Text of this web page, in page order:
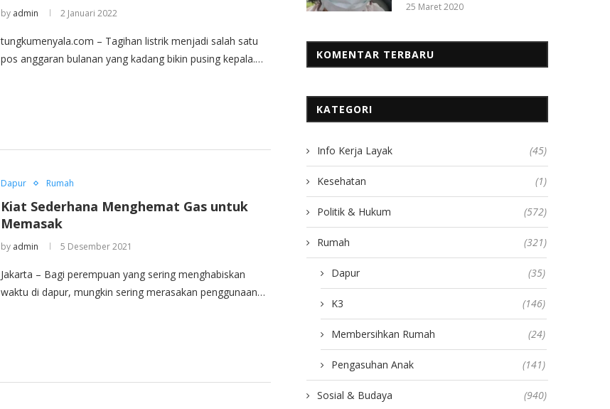
by admin 2 Januari 2022
tungkumenyala.com – Tagihan listrik menjadi salah satu
pos anggaran bulanan yang kadang bikin pusing kepala.…
Dapur Rumah
Kiat Sederhana Menghemat Gas untuk
Memasak
by admin 5 Desember 2021
Jakarta – Bagi perempuan yang sering menghabiskan
waktu di dapur, mungkin sering merasakan penggunaan…
25 Maret 2020
KOMENTAR TERBARU
KATEGORI
Info Kerja Layak (45)
Kesehatan (1)
Politik & Hukum (572)
Rumah (321)
Dapur (35)
K3 (146)
Membersihkan Rumah (24)
Pengasuhan Anak (141)
Sosial & Budaya (940)